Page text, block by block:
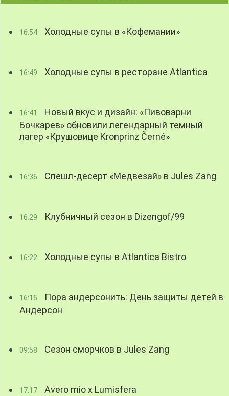
16:54 Холодные супы в «Кофемании»
16:49 Холодные супы в ресторане Atlantica
16:41
Новый вкус и дизайн: «Пивоварни
Бочкарев» обновили легендарный темный
лагер «Крушовице Kronprinz Černé»
16:36 Спешл-десерт «Медвезай» в Jules Zang
16:29 Клубничный сезон в Dizengof/99
16:22 Холодные супы в Atlantica Bistro
16:16
Пора андерсонить: День защиты детей в
Андерсон
09:58 Сезон сморчков в Jules Zang
17:17 Avero mio x Lumisfera